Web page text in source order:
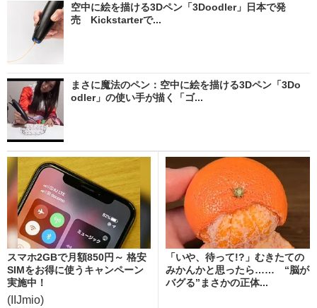
空中に絵を描ける3Dペン「3Doodler」日本で発
売 Kickstarterで...
まさに魔法のペン：空中に絵を描ける3Dペン「3Do
odler」の使い手が描く「ゴ...
スマホ2GBで月額850円～ 格安
SIMをお得に使うキャンペーン
実施中！
(IIJmio)
「いや、待って!?」むきたての
みかんかと思ったら…… “脳が
バグる”まさかの正体...